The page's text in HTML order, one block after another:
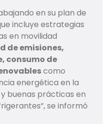
en su plan de
incluye estrategias
en movilidad
de emisiones,
consumo de
como
energética en la
buenas prácticas en
se informó